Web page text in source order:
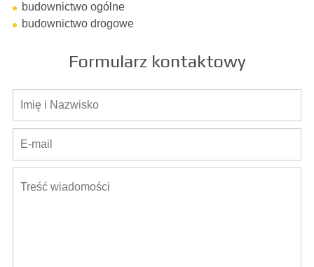
budownictwo ogólne
budownictwo drogowe
Formularz kontaktowy